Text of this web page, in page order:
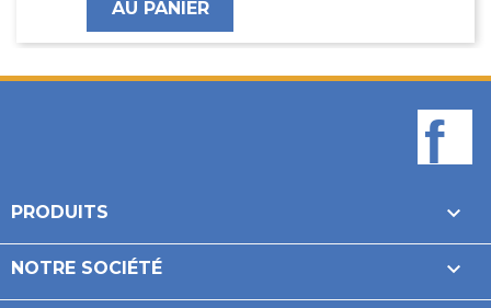
AU PANIER
PRODUITS 
NOTRE SOCIÉTÉ 